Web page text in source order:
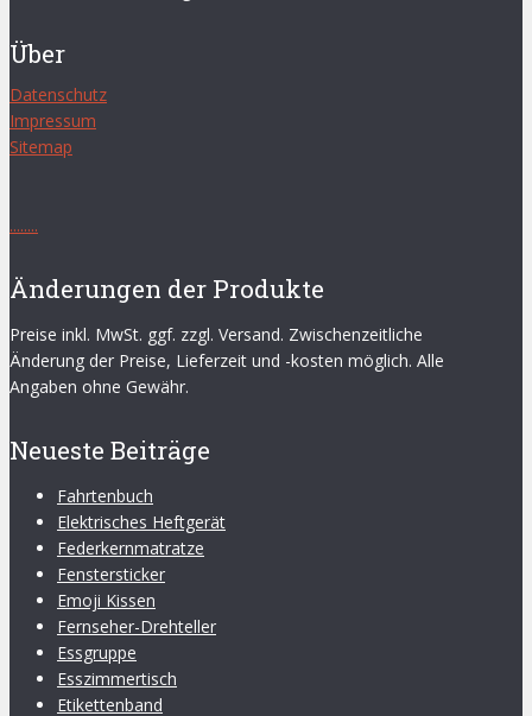
Über
Datenschutz
Impressum
Sitemap
........
Änderungen der Produkte
Preise inkl. MwSt. ggf. zzgl. Versand. Zwischenzeitliche
Änderung der Preise, Lieferzeit und -kosten möglich. Alle
Angaben ohne Gewähr.
Neueste Beiträge
Fahrtenbuch
Elektrisches Heftgerät
Federkernmatratze
Fenstersticker
Emoji Kissen
Fernseher-Drehteller
Essgruppe
Esszimmertisch
Etikettenband